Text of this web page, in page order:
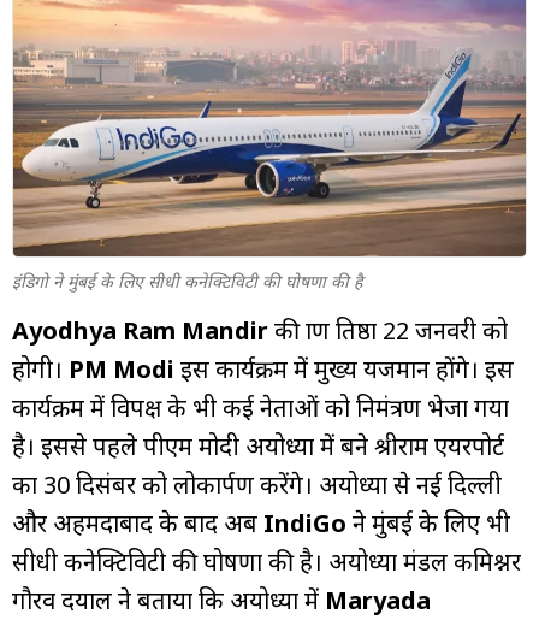
म्यूचुअल
फंड
इंडिगो ने मुंबई के लिए सीधी कनेक्टिविटी की घोषणा की है
Ayodhya Ram Mandirकी प्राण प्रतिष्ठा 22 जनवरी को
होगी। PM Modi इस कार्यक्रम में मुख्य यजमान होंगे। इस
कार्यक्रम में विपक्ष के भी कई नेताओं को निमंत्रण भेजा गया
है। इससे पहले पीएम मोदी अयोध्या में बने श्रीराम एयरपोर्ट
का 30 दिसंबर को लोकार्पण करेंगे। अयोध्या से नई दिल्ली
और अहमदाबाद के बाद अब IndiGo ने मुंबई के लिए भी
सीधी कनेक्टिविटी की घोषणा की है। अयोध्या मंडल कमिश्नर
गौरव दयाल ने बताया कि अयोध्या में Maryada